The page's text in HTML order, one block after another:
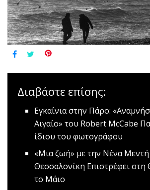
Διαβάστε επίσης:
Εγκαίνια στην Πάρο:
Αιγαίο» του Robert McCabe
ίδιου του φωτογράφου
«Μια ζωή» με την Νένα Μεντή
Θεσσαλονίκη Επιστρέφει στη
το Μάιο